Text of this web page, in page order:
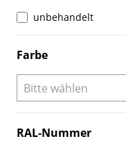
unbehandelt
Farbe
RAL-Nummer